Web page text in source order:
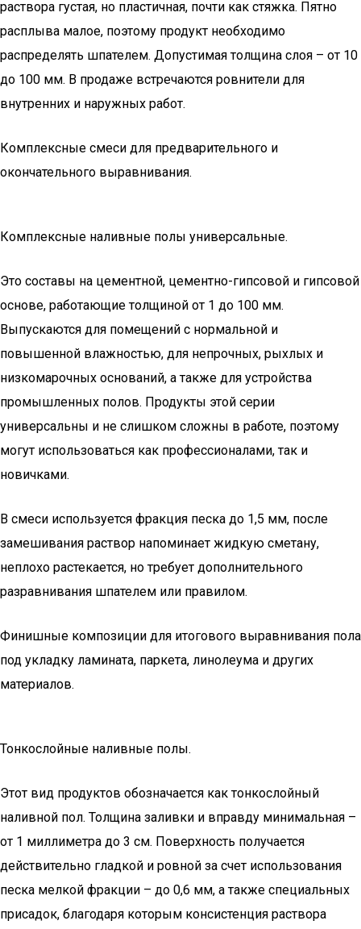
раствора густая, но пластичная, почти как стяжка. Пятно
расплыва малое, поэтому продукт необходимо
распределять шпателем. Допустимая толщина слоя – от 10
до 100 мм. В продаже встречаются ровнители для
внутренних и наружных работ.
Комплексные смеси для предварительного и
окончательного выравнивания.
Комплексные наливные полы универсальные.
Это составы на цементной, цементно-гипсовой и гипсовой
основе, работающие толщиной от 1 до 100 мм.
Выпускаются для помещений с нормальной и
повышенной влажностью, для непрочных, рыхлых и
низкомарочных оснований, а также для устройства
промышленных полов. Продукты этой серии
универсальны и не слишком сложны в работе, поэтому
могут использоваться как профессионалами, так и
новичками.
В смеси используется фракция песка до 1,5 мм, после
замешивания раствор напоминает жидкую сметану,
неплохо растекается, но требует дополнительного
разравнивания шпателем или правилом.
Финишные композиции для итогового выравнивания пола
под укладку ламината, паркета, линолеума и других
материалов.
Тонкослойные наливные полы.
Этот вид продуктов обозначается как тонкослойный
наливной пол. Толщина заливки и вправду минимальная –
от 1 миллиметра до 3 см. Поверхность получается
действительно гладкой и ровной за счет использования
песка мелкой фракции – до 0,6 мм, а также специальных
присадок, благодаря которым консистенция раствора